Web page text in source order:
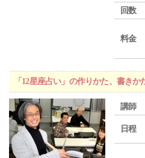
回数
料金
「12星座占い」の作りかた、書き
講師
日程